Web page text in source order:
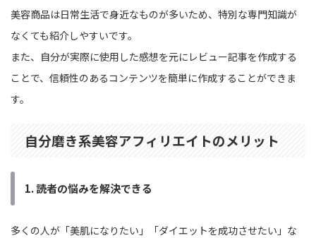
美容商品は日常生活で身近なものが多いため、特別な専門知識が
なくても紹介しやすいです。
また、自分が実際に使用した感想を元にレビュー記事を作成する
ことで、信頼性のあるコンテンツを簡単に作成することができま
す。
自分磨き系美容アフィリエイトのメリット
1.読者の悩みを解決できる
多くの人が「美肌になりたい」「ダイエットを成功させたい」な